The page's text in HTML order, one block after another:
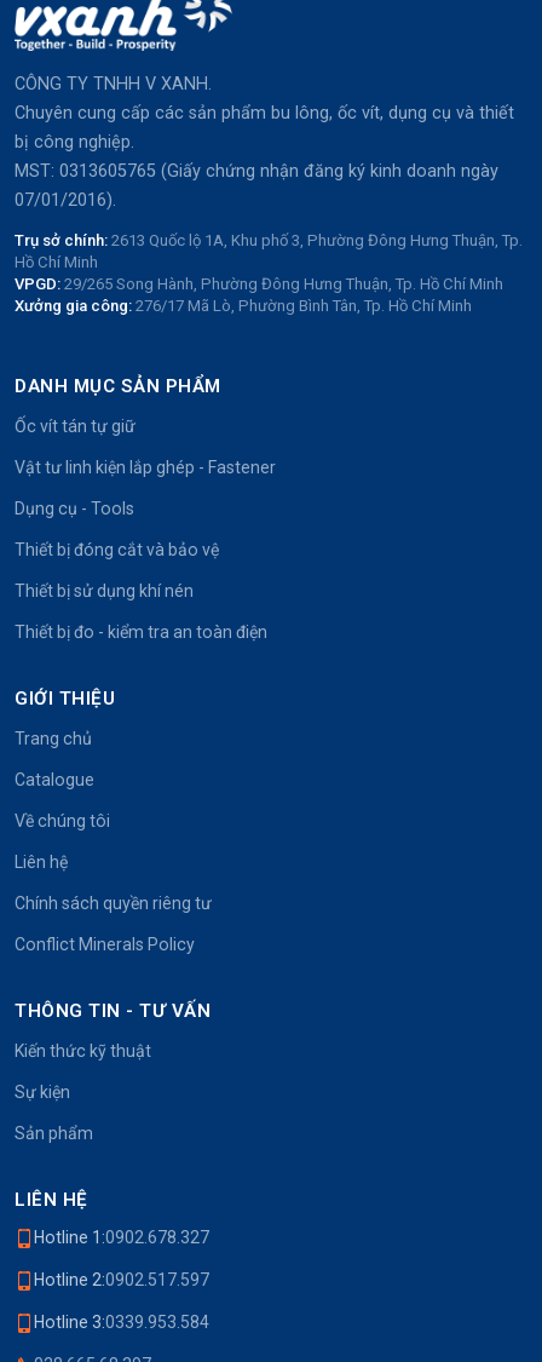
CÔNG TY TNHH V XANH.
Chuyên cung cấp các sản phẩm bu lông, ốc vít, dụng cụ và thiết
bị công nghiệp.
MST: 0313605765 (Giấy chứng nhận đăng ký kinh doanh ngày
07/01/2016).
Trụ sở chính: 2613 Quốc lộ 1A, Khu phố 3, Phường Đông Hưng Thuận, Tp.
Hồ Chí Minh
VPGD: 29/265 Song Hành, Phường Đông Hưng Thuận, Tp. Hồ Chí Minh
Xưởng gia công: 276/17 Mã Lò, Phường Bình Tân, Tp. Hồ Chí Minh
DANH MỤC SẢN PHẨM
Ốc vít tán tự giữ
Vật tư linh kiện lắp ghép - Fastener
Dụng cụ - Tools
Thiết bị đóng cắt và bảo vệ
Thiết bị sử dụng khí nén
Thiết bị đo - kiểm tra an toàn điện
GIỚI THIỆU
Trang chủ
Catalogue
Về chúng tôi
Liên hệ
Chính sách quyền riêng tư
Conflict Minerals Policy
THÔNG TIN - TƯ VẤN
Kiến thức kỹ thuật
Sự kiện
Sản phẩm
LIÊN HỆ
Hotline 1:0902.678.327
Hotline 2:0902.517.597
Hotline 3:0339.953.584